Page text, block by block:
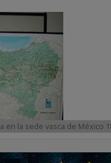
en la sede vasca de México